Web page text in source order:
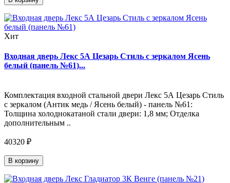
Хит
Входная дверь Лекс 5А Цезарь Стиль с зеркалом Ясень
белый (панель №61)...
Комплектация входной стальной двери Лекс 5А Цезарь Стиль
с зеркалом (Антик медь / Ясень белый) - панель №61:
Толщина холоднокатаной стали двери: 1,8 мм; Отделка
дополнительным ..
40320 ₽
В корзину